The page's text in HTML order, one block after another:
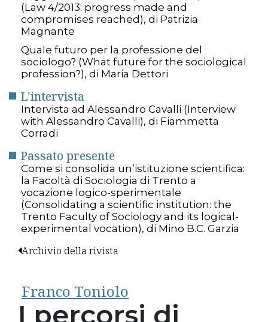
(Law 4/2013: progress made and
compromises reached), di Patrizia
Magnante
Quale futuro per la professione del
sociologo? (What future for the sociological
profession?), di Maria Dettori
L'intervista
Intervista ad Alessandro Cavalli (Interview
with Alessandro Cavalli), di Fiammetta
Corradi
Passato presente
Come si consolida un’istituzione scientifica:
la Facoltà di Sociologia di Trento a
vocazione logico-sperimentale
(Consolidating a scientific institution: the
Trento Faculty of Sociology and its logical-
experimental vocation), di Mino B.C. Garzia
Archivio della rivista
Franco Toniolo
I percorsi di